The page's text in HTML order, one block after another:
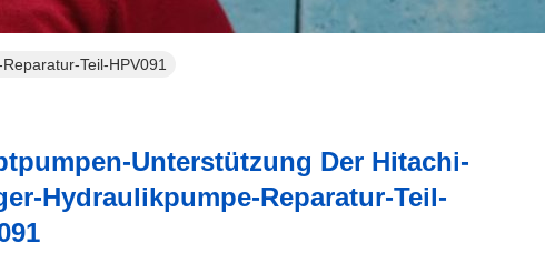
Teil-HPV091
Unterstützung Der Hitachi-
Hydraulikpumpe-Reparatur-Teil-